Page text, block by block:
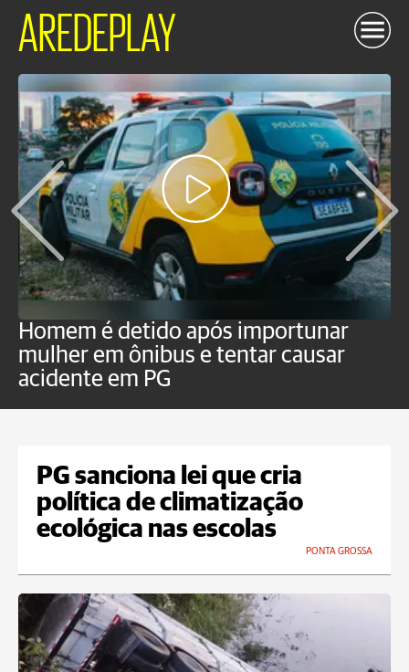
AREDEPLAY
Homem é detido após importunar
mulher em ônibus e tentar causar
acidente em PG
PG sanciona lei que cria
política de climatização
ecológica nas escolas
PONTA GROSSA